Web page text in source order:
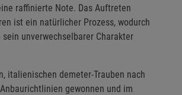
raffinierte Note. Das Auftreten
ist ein natürlicher Prozess, wodurch
sein unverwechselbarer Charakter
italienischen demeter-Trauben nach
gewonnen und im